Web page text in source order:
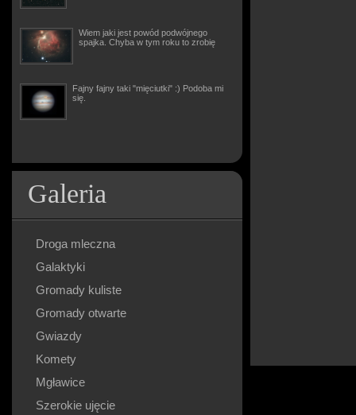
Wiem jaki jest powód podwójnego
spajka. Chyba w tym roku to zrobię
Fajny fajny taki "mięciutki" :) Podoba mi
się.
Galeria
Droga mleczna
Galaktyki
Gromady kuliste
Gromady otwarte
Gwiazdy
Komety
Mgławice
Szerokie ujęcie